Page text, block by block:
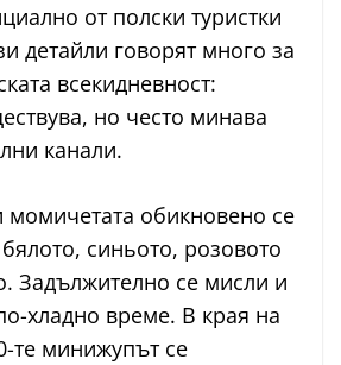
от полски туристки
детайли говорят много за
всекидневност:
но често минава
канали.
момичетата обикновено се
синьото, розовото
Задължително се мисли и
хладно време. В края на
те минижупът се